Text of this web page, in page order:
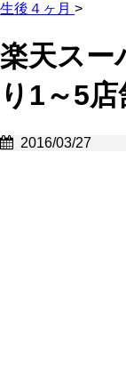
生後４ヶ月 >
楽天スー
り1～5店
2016/03/27